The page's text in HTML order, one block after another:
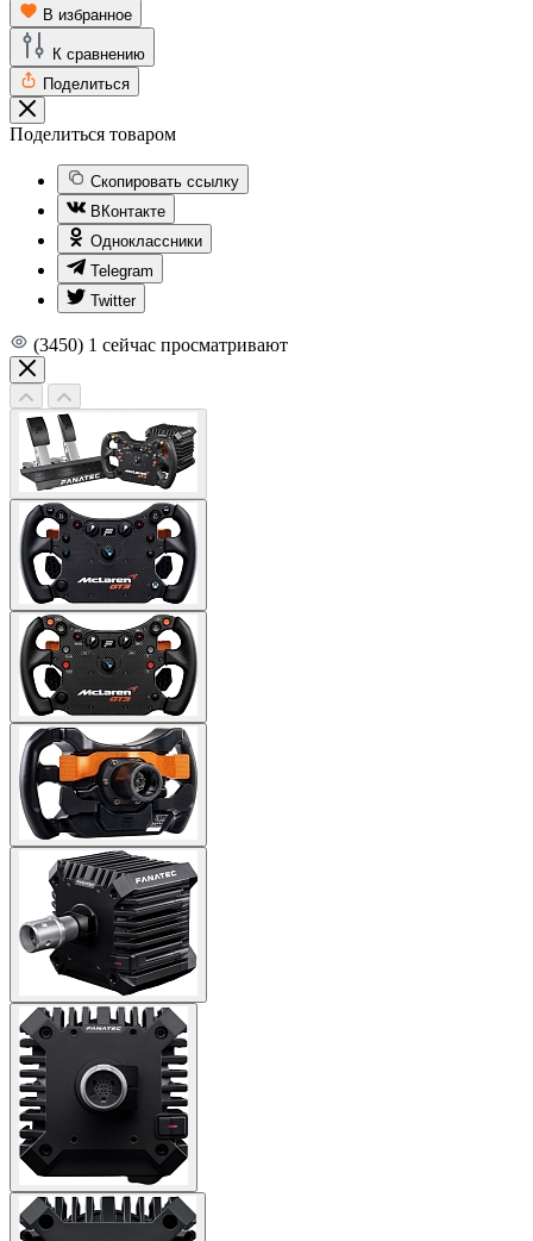
В избранное
К сравнению
Поделиться
Поделиться товаром
Скопировать ссылку
ВКонтакте
Одноклассники
Telegram
Twitter
(3450) 1 сейчас просматривают